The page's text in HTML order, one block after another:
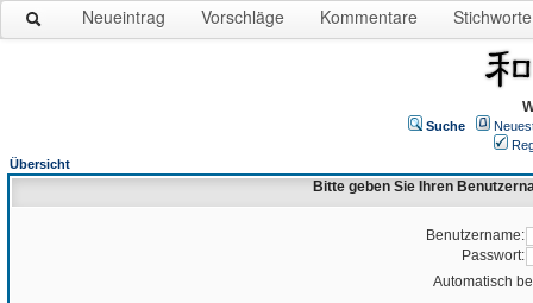
Neueintrag Vorschläge Kommentare Stichworte
Suche
Übersicht
Bitte geben Sie Ihren
Benutzername:
Passwort:
Automatisch